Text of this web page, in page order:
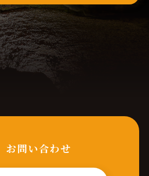
お問い合わせ